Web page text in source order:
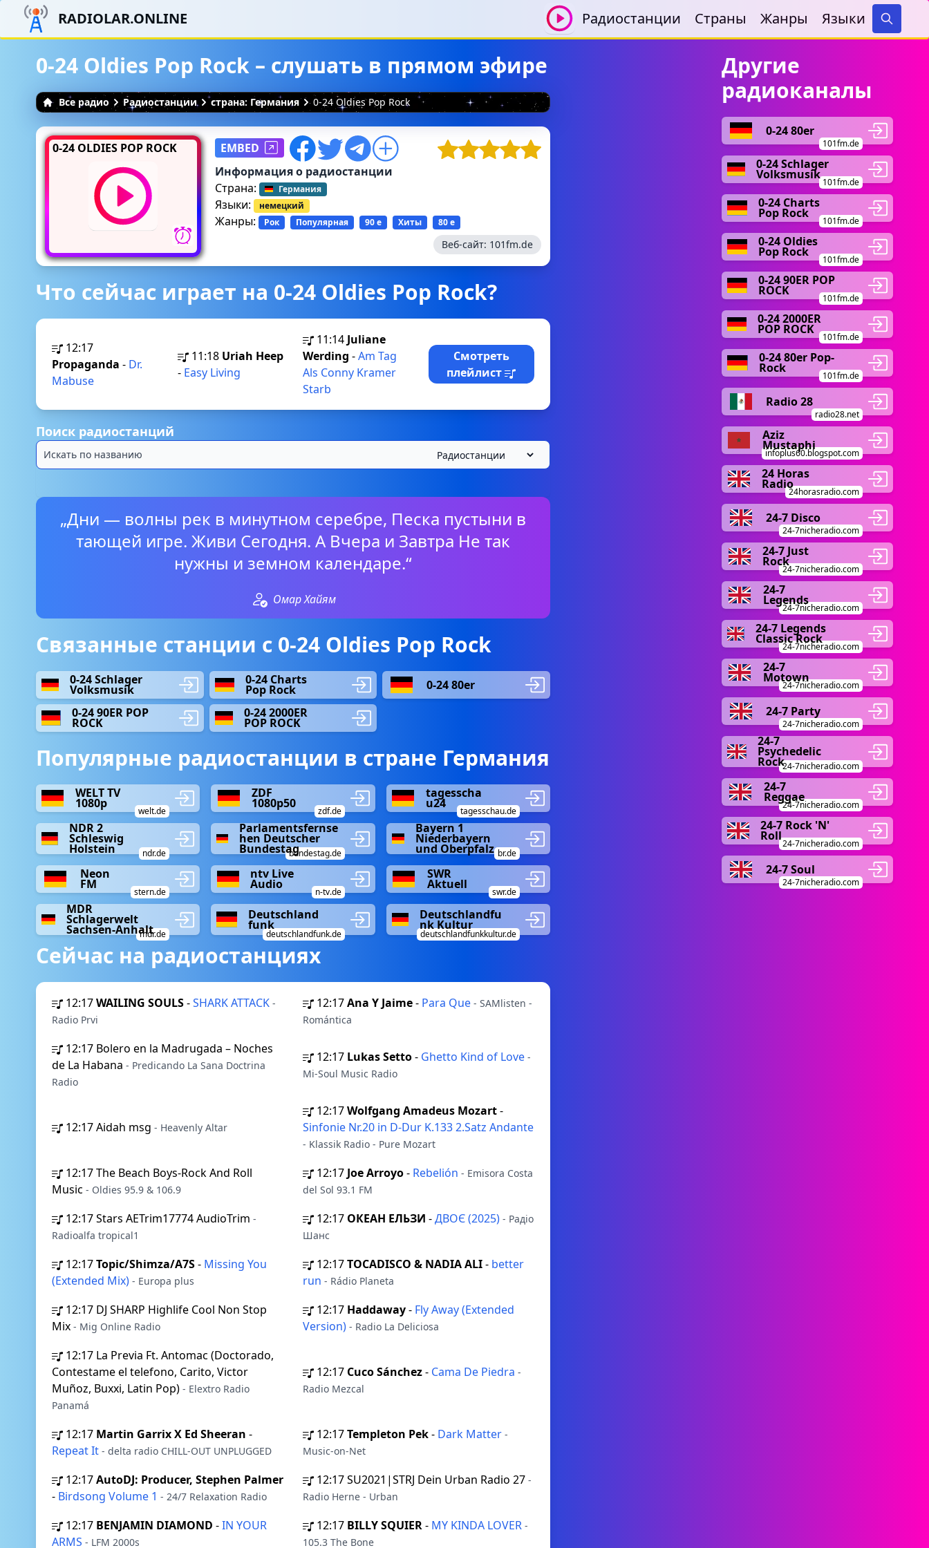
RADIOLAR.ONLINE Радиостанции Страны Жанры Языки
Search
0-24 Oldies Pop Rock – слушать в прямом эфире
Все радио Радиостанции страна: Германия 0-24 Oldies Pop Rock
0-24 OLDIES POP ROCK
EMBED
Информация о радиостанции
Страна:
Германия
Языки: немецкий
Жанры: Рок Популярная 90 е Хиты 80 е
Веб-сайт: 101fm.de
Что сейчас играет на 0-24 Oldies Pop Rock?
12:17
Propaganda - Dr.
Mabuse
11:18 Uriah Heep
- Easy Living
11:14 Juliane
Werding -Am Tag
Als Conny Kramer
Starb
Смотреть
плейлист
Поиск радиостанций
„Дни — волны рек в минутном серебре, Песка пустыни в
тающей игре. Живи Сегодня. А Вчера и Завтра Не так
нужны и земном календаре.“
Омар Хайям
Связанные станции с 0-24 Oldies Pop Rock
0-24 Schlager
Volksmusik
0-24 Charts
Pop Rock
0-24 80er
0-24 90ER POP
ROCK
0-24 2000ER
POP ROCK
Популярные радиостанции в стране Германия
WELT TV
1080p
welt.de
ZDF
1080p50
zdf.de
tagesscha
u24
tagesschau.de
NDR 2
Schleswig
Holstein ndr.de
Parlamentsfernse
hen Deutscher
Bundestagbundestag.de
Bayern 1
Niederbayern
und Oberpfalz br.de
Neon
FM
stern.de
ntv Live
Audio
n-tv.de
SWR
Aktuell
swr.de
MDR
Schlagerwelt
Sachsen-Anhaltmdr.de
Deutschland
funk
deutschlandfunk.de
Deutschlandfu
nk Kultur
deutschlandfunkkultur.de
Сейчас на радиостанциях
12:17WAILING SOULS-SHARK ATTACK -
Radio Prvi
12:17Ana Y Jaime- Para Que - SAMlisten -
Romántica
12:17 Bolero en la Madrugada – Noches
de La Habana - Predicando La Sana Doctrina
Radio
12:17 Lukas Setto- Ghetto Kind of Love -
Mi-Soul Music Radio
12:17Aidah msg - Heavenly Altar
12:17Wolfgang Amadeus Mozart-
Sinfonie Nr.20 in D-Dur K.133 2.Satz Andante
- Klassik Radio - Pure Mozart
12:17The Beach Boys-Rock And Roll
Music - Oldies 95.9 & 106.9
12:17 Joe Arroyo- Rebelión - Emisora Costa
del Sol 93.1 FM
12:17Stars AETrim17774 AudioTrim -
Radioalfa tropical1
12:17 ОКЕАН ЕЛЬЗИ -ДВОЄ (2025) - Радіо
Шанс
12:17Topic/Shimza/A7S- Missing You
(Extended Mix) - Europa plus
12:17TOCADISCO & NADIA ALI- better
run - Rádio Planeta
12:17 DJ SHARP Highlife Cool Non Stop
Mix - Mig Online Radio
12:17 Haddaway- Fly Away (Extended
Version) - Radio La Deliciosa
12:17 La Previa Ft. Antomac (Doctorado,
Contestame el telefono, Carito, Victor
Muñoz, Buxxi, Latin Pop) - Elextro Radio
Panamá
12:17 Cuco Sánchez- Cama De Piedra -
Radio Mezcal
12:17 Martin Garrix X Ed Sheeran -
Repeat It - delta radio CHILL-OUT UNPLUGGED
12:17Templeton Pek- Dark Matter -
Music-on-Net
12:17AutoDJ: Producer, Stephen Palmer
- Birdsong Volume 1 - 24/7 Relaxation Radio
12:17SU2021|STRJ Dein Urban Radio 27 -
Radio Herne - Urban
12:17 BENJAMIN DIAMOND -IN YOUR
ARMS - LFM 2000s
12:17 BILLY SQUIER- MY KINDA LOVER -
105.3 The Bone
Другие
радиоканалы
0-24 80er
101fm.de
0-24 Schlager
Volksmusik
101fm.de
0-24 Charts
Pop Rock
101fm.de
0-24 Oldies
Pop Rock
101fm.de
0-24 90ER POP
ROCK
101fm.de
0-24 2000ER
POP ROCK
101fm.de
0-24 80er Pop-
Rock
101fm.de
Radio 28
radio28.net
Aziz
Mustaphi
infoplus60.blogspot.com
24 Horas
Radio
24horasradio.com
24-7 Disco
24-7nicheradio.com
24-7 Just
Rock
24-7nicheradio.com
24-7
Legends
24-7nicheradio.com
24-7 Legends
Classic Rock
24-7nicheradio.com
24-7
Motown
24-7nicheradio.com
24-7 Party
24-7nicheradio.com
24-7
Psychedelic
Rock24-7nicheradio.com
24-7
Reggae
24-7nicheradio.com
24-7 Rock 'N'
Roll
24-7nicheradio.com
24-7 Soul
24-7nicheradio.com